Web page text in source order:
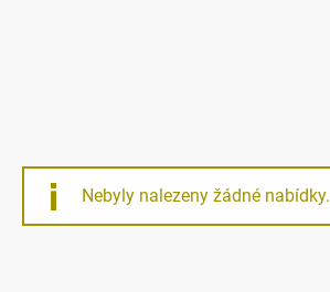
Nebyly nalezeny žádné nabídky.